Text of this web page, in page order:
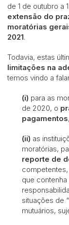
de 1 de outubro a
extensão do
moratórias
2021.
Todavia, estas
limitações na
temos vindo a
(i) para as
de 2020, o
pagamentos
(ii) as
moratórias,
reporte de
que
situações de “
mutuários,